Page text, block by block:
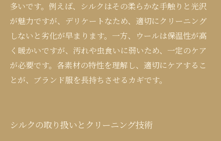
多いです。例えば、シルクはその柔らかな手触りと光沢
が魅力ですが、デリケートなため、適切にクリーニング
しないと劣化が早まります。一方、ウールは保温性が高
く暖かいですが、汚れや虫食いに弱いため、一定のケア
が必要です。各素材の特性を理解し、適切にケアするこ
とが、ブランド服を長持ちさせるカギです。
シルクの取り扱いとクリーニング技術